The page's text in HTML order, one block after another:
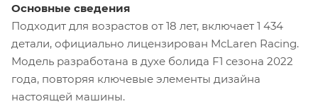
Основные сведения
Подходит для возрастов от 18 лет, включает 1 434
детали, официально лицензирован McLaren Racing.
Модель разработана в духе болида F1 сезона 2022
года, повторяя ключевые элементы дизайна
настоящей машины.